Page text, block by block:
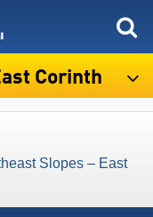
Corinth
Slopes – East